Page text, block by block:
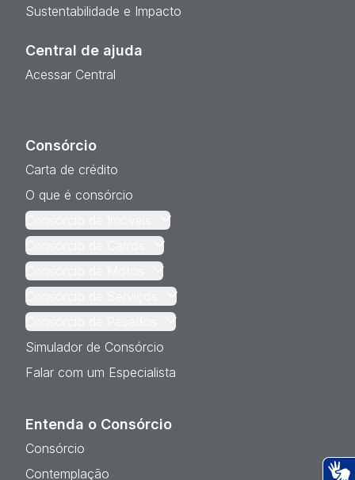
Sustentabilidade e Impacto
Central de ajuda
Acessar Central
Consórcio
Carta de crédito
O que é consórcio
Simulador de Consórcio
Falar com um Especialista
Entenda o Consórcio
Consórcio
Contemplação